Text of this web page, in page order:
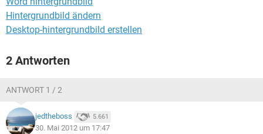
Hintergrundbild ändern
Desktop-hintergrundbild erstellen
2 Antworten
ANTWORT 1 / 2
jedtheboss 5.661
30. Mai 2012 um 17:47